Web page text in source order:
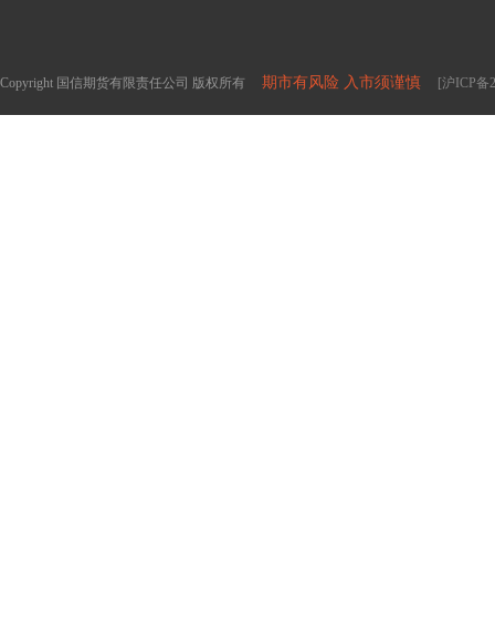
Copyright 国信期货有限责任公司 版权所有 期市有风险 入市须谨慎 [沪ICP备